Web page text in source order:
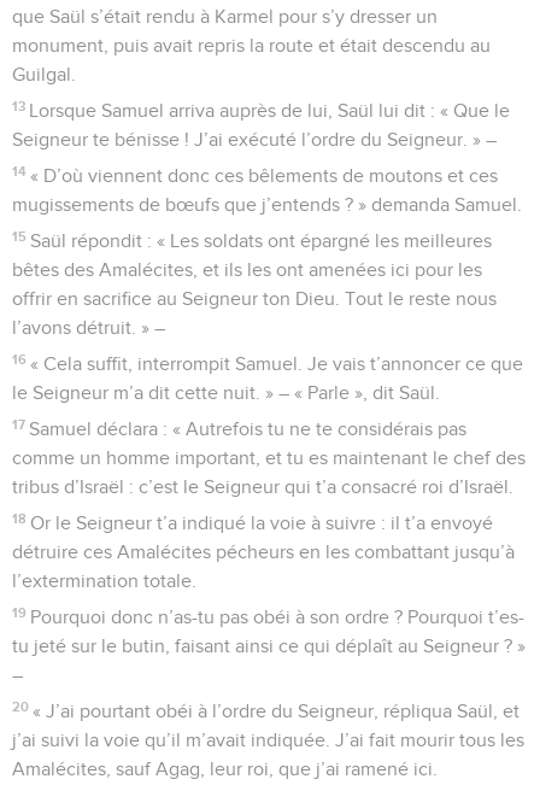
que Saül s’était rendu à Karmel pour s’y dresser un
monument, puis avait repris la route et était descendu au
Guilgal.
13 Lorsque Samuel arriva auprès de lui, Saül lui dit : « Que le
Seigneur te bénisse ! J’ai exécuté l’ordre du Seigneur. » –
14 « D’où viennent donc ces bêlements de moutons et ces
mugissements de bœufs que j’entends ? » demanda Samuel.
15 Saül répondit : « Les soldats ont épargné les meilleures
bêtes des Amalécites, et ils les ont amenées ici pour les
offrir en sacrifice au Seigneur ton Dieu. Tout le reste nous
l’avons détruit. » –
16 « Cela suffit, interrompit Samuel. Je vais t’annoncer ce que
le Seigneur m’a dit cette nuit. » – « Parle », dit Saül.
17 Samuel déclara : « Autrefois tu ne te considérais pas
comme un homme important, et tu es maintenant le chef des
tribus d’Israël : c’est le Seigneur qui t’a consacré roi d’Israël.
18 Or le Seigneur t’a indiqué la voie à suivre : il t’a envoyé
détruire ces Amalécites pécheurs en les combattant jusqu’à
l’extermination totale.
19 Pourquoi donc n’as-tu pas obéi à son ordre ? Pourquoi t’es-
tu jeté sur le butin, faisant ainsi ce qui déplaît au Seigneur ? »
–
20 « J’ai pourtant obéi à l’ordre du Seigneur, répliqua Saül, et
j’ai suivi la voie qu’il m’avait indiquée. J’ai fait mourir tous les
Amalécites, sauf Agag, leur roi, que j’ai ramené ici.